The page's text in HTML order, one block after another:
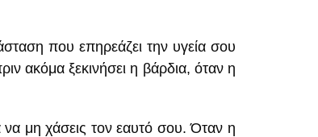
που επηρεάζει την υγεία σου
ακόμα ξεκινήσει η βάρδια, όταν η
να μη χάσεις τον εαυτό σου. Όταν η